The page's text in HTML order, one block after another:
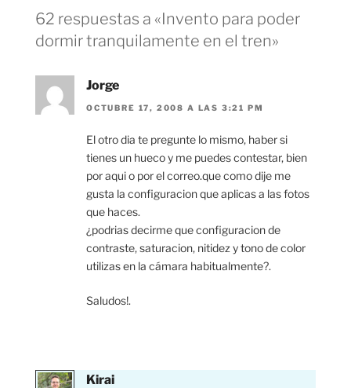
62 respuestas a «Invento para poder
dormir tranquilamente en el tren»
Jorge
OCTUBRE 17, 2008 A LAS 3:21 PM
El otro dia te pregunte lo mismo, haber si
tienes un hueco y me puedes contestar, bien
por aqui o por el correo.que como dije me
gusta la configuracion que aplicas a las fotos
que haces.
¿podrias decirme que configuracion de
contraste, saturacion, nitidez y tono de color
utilizas en la cámara habitualmente?.
Saludos!.
Kirai